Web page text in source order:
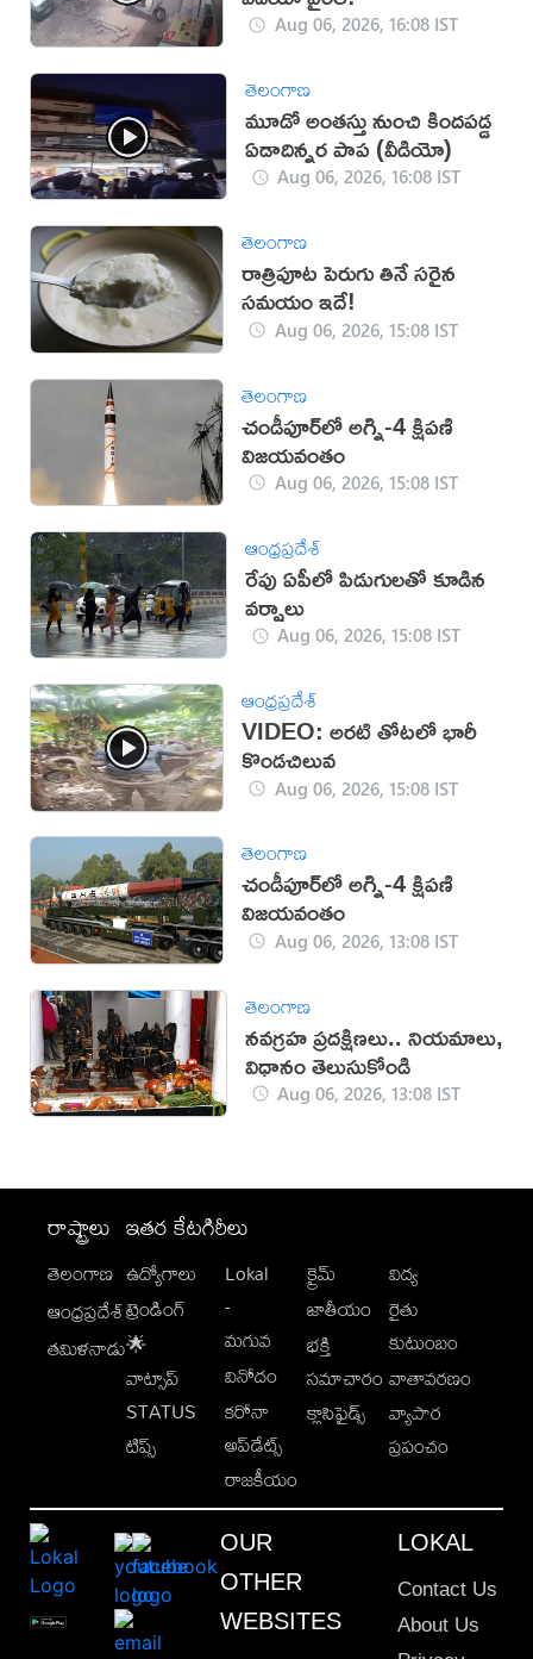
Aug 06, 2026, 16:08 IST
తెలంగాణ
మూడో అంతస్తు నుంచి కిందపడ్డ
ఏడాదిన్నర పాప (వీడియో)
Aug 06, 2026, 16:08 IST
తెలంగాణ
రాత్రిపూట పెరుగు తినే సరైన
సమయం ఇదే!
Aug 06, 2026, 15:08 IST
తెలంగాణ
చండీపూర్‌లో అగ్ని-4 క్షిపణి
విజయవంతం
Aug 06, 2026, 15:08 IST
ఆంధ్రప్రదేశ్
రేపు ఏపీలో పిడుగులతో కూడిన
వర్షాలు
Aug 06, 2026, 15:08 IST
ఆంధ్రప్రదేశ్
VIDEO: అరటి తోటలో భారీ
కొండచిలువ
Aug 06, 2026, 15:08 IST
తెలంగాణ
చండీపూర్‌లో అగ్ని-4 క్షిపణి
విజయవంతం
Aug 06, 2026, 13:08 IST
తెలంగాణ
నవగ్రహ ప్రదక్షిణలు.. నియమాలు,
విధానం తెలుసుకోండి
Aug 06, 2026, 13:08 IST
రాష్ట్రాలు
తెలంగాణ
ఆంధ్రప్రదేశ్
తమిళనాడు
ఇతర కేటగిరీలు
ఉద్యోగాలు
ట్రెండింగ్
🌟
వాట్సాప్
STATUS
టిప్స్
Lokal
-
మగువ
వినోదం
కరోనా
అప్‌డేట్స్
రాజకీయం
క్రైమ్
జాతీయం
భక్తి
సమాచారం
క్లాసిఫైడ్స్
విద్య
రైతు
కుటుంబం
వాతావరణం
వ్యాపార
ప్రపంచం
OUR
OTHER
WEBSITES
LOKAL
Contact Us
About Us